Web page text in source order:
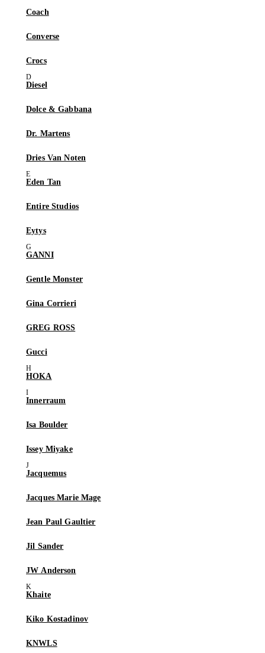
Coach
Converse
Crocs
Diesel
Dolce & Gabbana
Dr. Martens
Dries Van Noten
Eden Tan
Entire Studios
Eytys
GANNI
Gentle Monster
Gina Corrieri
GREG ROSS
Gucci
HOKA
Innerraum
Isa Boulder
Issey Miyake
Jacquemus
Jacques Marie Mage
Jean Paul Gaultier
Jil Sander
JW Anderson
Khaite
Kiko Kostadinov
KNWLS